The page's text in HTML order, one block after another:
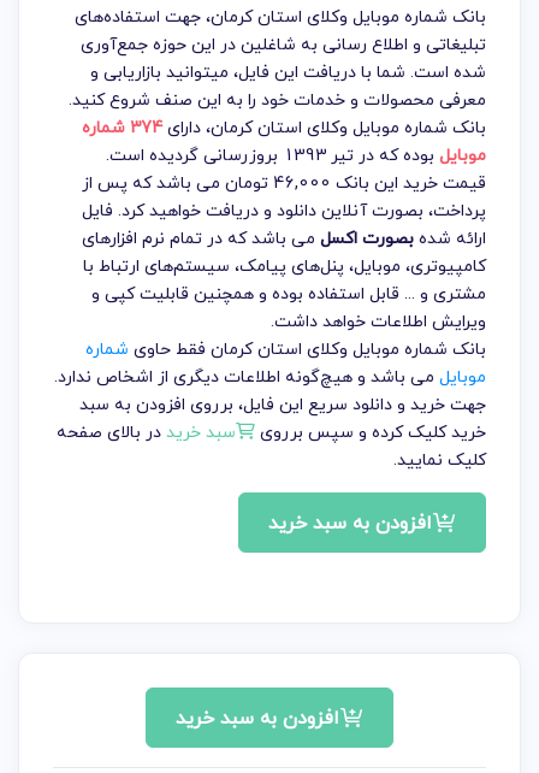
بانک شماره موبایل وکلای استان کرمان، جهت استفاده‌های
تبلیغاتی و اطلاع رسانی به شاغلین در این حوزه جمع‌آوری
شده است. شما با دریافت این فایل، میتوانید بازاریابی و
معرفی محصولات و خدمات خود را به این صنف شروع کنید.
بانک شماره موبایل وکلای استان کرمان، دارای
374 شماره
موبایل بوده که در تیر 1393 بروزرسانی گردیده است.
قیمت خرید این بانک 46,000 تومان می باشد که پس از
پرداخت، بصورت آنلاین دانلود و دریافت خواهید کرد. فایل
ارائه شدهبصورت اکسل می باشد که در تمام نرم افزارهای
کامپیوتری، موبایل، پنل‌های پیامک، سیستم‌های ارتباط با
مشتری و ... قابل استفاده بوده و همچنین قابلیت کپی و
ویرایش اطلاعات خواهد داشت.
بانک شماره موبایل وکلای استان کرمان فقط حاوی شماره
موبایل می باشد و هیچ‌گونه اطلاعات دیگری از اشخاص ندارد.
جهت خرید و دانلود سریع این فایل، برروی افزودن به سبد
خرید کلیک کرده و سپس برروی
سبد خریددر بالای صفحه
کلیک نمایید.
افزودن به سبد خرید
افزودن به سبد خرید